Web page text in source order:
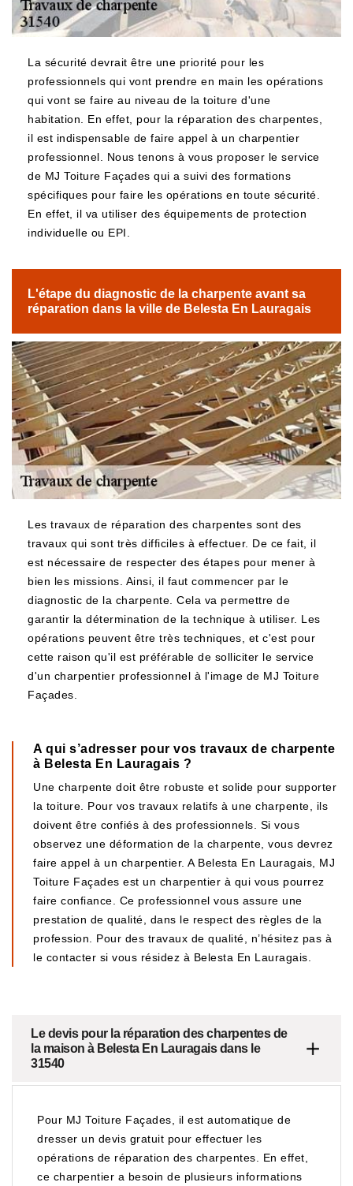
La sécurité devrait être une priorité pour les
professionnels qui vont prendre en main les opérations
qui vont se faire au niveau de la toiture d'une
habitation. En effet, pour la réparation des charpentes,
il est indispensable de faire appel à un charpentier
professionnel. Nous tenons à vous proposer le service
de MJ Toiture Façades qui a suivi des formations
spécifiques pour faire les opérations en toute sécurité.
En effet, il va utiliser des équipements de protection
individuelle ou EPI.
L'étape du diagnostic de la charpente avant sa
réparation dans la ville de Belesta En Lauragais
Les travaux de réparation des charpentes sont des
travaux qui sont très difficiles à effectuer. De ce fait, il
est nécessaire de respecter des étapes pour mener à
bien les missions. Ainsi, il faut commencer par le
diagnostic de la charpente. Cela va permettre de
garantir la détermination de la technique à utiliser. Les
opérations peuvent être très techniques, et c'est pour
cette raison qu'il est préférable de solliciter le service
d'un charpentier professionnel à l'image de MJ Toiture
Façades.
A qui s’adresser pour vos travaux de charpente
à Belesta En Lauragais ?
Une charpente doit être robuste et solide pour supporter
la toiture. Pour vos travaux relatifs à une charpente, ils
doivent être confiés à des professionnels. Si vous
observez une déformation de la charpente, vous devrez
faire appel à un charpentier. A Belesta En Lauragais, MJ
Toiture Façades est un charpentier à qui vous pourrez
faire confiance. Ce professionnel vous assure une
prestation de qualité, dans le respect des règles de la
profession. Pour des travaux de qualité, n’hésitez pas à
le contacter si vous résidez à Belesta En Lauragais.
Le devis pour la réparation des charpentes de
la maison à Belesta En Lauragais dans le
31540
Pour MJ Toiture Façades, il est automatique de
dresser un devis gratuit pour effectuer les
opérations de réparation des charpentes. En effet,
ce charpentier a besoin de plusieurs informations